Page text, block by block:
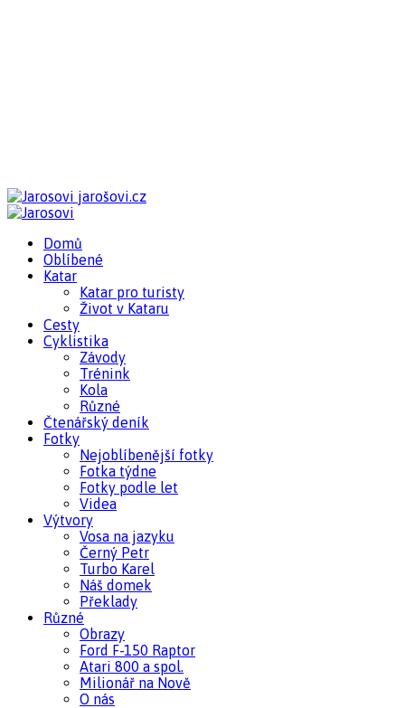
jarošovi.cz
Domů
Oblíbené
Katar
Katar pro turisty
Život v Kataru
Cesty
Cyklistika
Závody
Trénink
Kola
Různé
Čtenářský deník
Fotky
Nejoblíbenější fotky
Fotka týdne
Fotky podle let
Videa
Výtvory
Vosa na jazyku
Černý Petr
Turbo Karel
Náš domek
Překlady
Různé
Obrazy
Ford F-150 Raptor
Atari 800 a spol.
Milionář na Nově
O nás